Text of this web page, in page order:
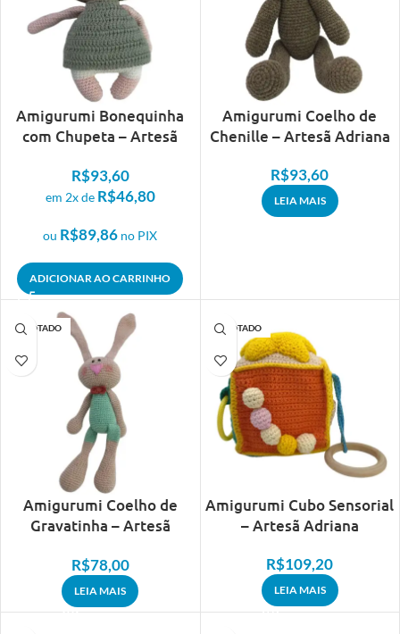
Amigurumi Bonequinha
com Chupeta – Artesã
R$93,60
em 2x de R$46,80
ou R$89,86 no PIX
ADICIONAR AO CARRINHO
Amigurumi Coelho de
Chenille – Artesã Adriana
R$93,60
LEIA MAIS
ESGOTADO
Amigurumi Coelho de
Gravatinha – Artesã
R$78,00
LEIA MAIS
ESGOTADO
Amigurumi Cubo Sensorial
– Artesã Adriana
R$109,20
LEIA MAIS